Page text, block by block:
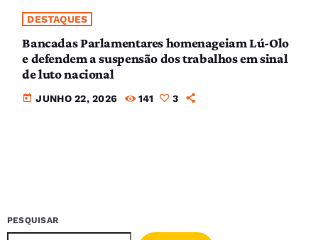
DESTAQUES
Bancadas Parlamentares homenageiam Lú-Olo
e defendem a suspensão dos trabalhos em sinal
de luto nacional
today JUNHO 22, 2026 141 3
PESQUISAR